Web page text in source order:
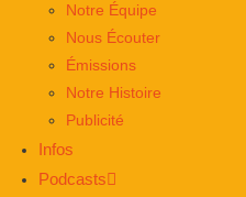
Notre Équipe
Nous Écouter
Émissions
Notre Histoire
Publicité
Infos
Podcasts